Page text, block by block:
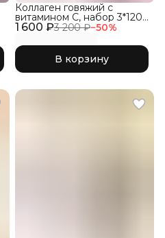
1 600 ₽3 200 ₽−50%
Коллаген говяжий с
витамином C, набор 3*120
капсул
В корзину